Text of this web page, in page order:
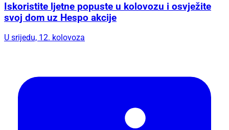
Iskoristite ljetne popuste u kolovozu i osvježite
svoj dom uz Hespo akcije
U srijedu, 12. kolovoza